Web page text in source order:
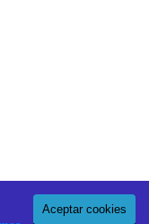
. All rights reserved.
Aceptar cookies